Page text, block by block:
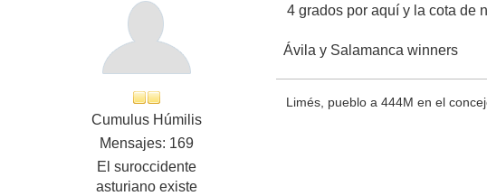
Cumulus Húmilis
Mensajes: 169
El suroccidente
asturiano existe
4 grados por aquí y la cota de
Ávila y Salamanca winners
Limés, pueblo a 444M en el